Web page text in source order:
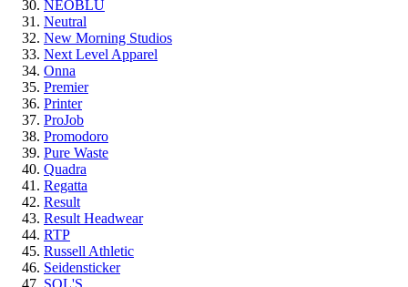
NEOBLU
Neutral
New Morning Studios
Next Level Apparel
Onna
Premier
Printer
ProJob
Promodoro
Pure Waste
Quadra
Regatta
Result
Result Headwear
RTP
Russell Athletic
Seidensticker
SOL'S